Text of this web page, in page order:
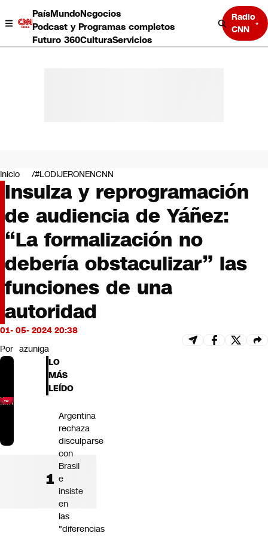
PaísMundoNegocios
Podcast y Programas completos
Futuro 360CulturaServicios
Radio
CNN
Negocios
Deportes
Programas completos
Cultura
Servicios
Bits
CNN tiempo
Futuro 360
Opinión
Inicio #LODIJERONENCNN
Insulza y reprogramación
de audiencia de Yáñez:
“La formalización no
debería obstaculizar” las
funciones de una
autoridad
01- 05- 2024 20:38
Por azuniga
LO
MÁS
LEÍDO
Argentina
rechaza
disculparse
con
Brasil
e
insiste
en
las
"diferencias